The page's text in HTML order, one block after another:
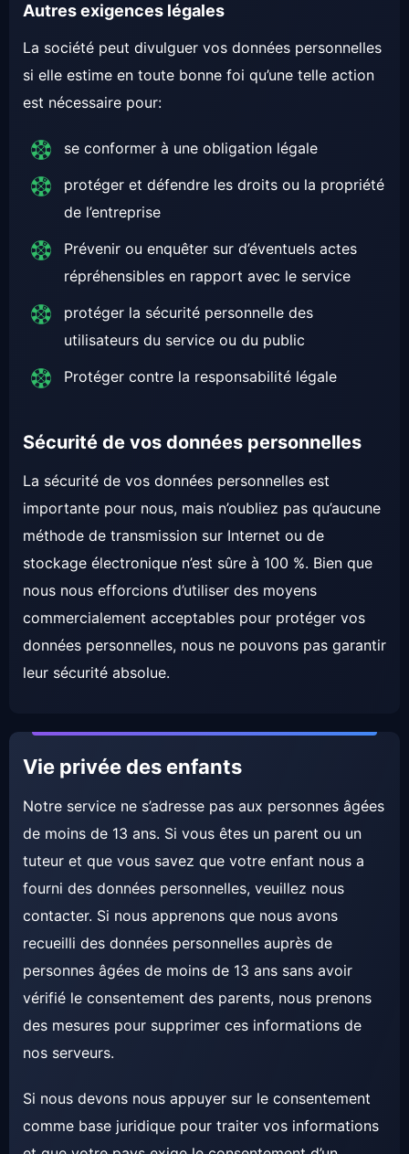
Autres exigences légales
La société peut divulguer vos données personnelles
si elle estime en toute bonne foi qu’une telle action
est nécessaire pour:
se conformer à une obligation légale
protéger et défendre les droits ou la propriété
de l’entreprise
Prévenir ou enquêter sur d’éventuels actes
répréhensibles en rapport avec le service
protéger la sécurité personnelle des
utilisateurs du service ou du public
Protéger contre la responsabilité légale
Sécurité de vos données personnelles
La sécurité de vos données personnelles est
importante pour nous, mais n’oubliez pas qu’aucune
méthode de transmission sur Internet ou de
stockage électronique n’est sûre à 100 %. Bien que
nous nous efforcions d’utiliser des moyens
commercialement acceptables pour protéger vos
données personnelles, nous ne pouvons pas garantir
leur sécurité absolue.
Vie privée des enfants
Notre service ne s’adresse pas aux personnes âgées
de moins de 13 ans. Si vous êtes un parent ou un
tuteur et que vous savez que votre enfant nous a
fourni des données personnelles, veuillez nous
contacter. Si nous apprenons que nous avons
recueilli des données personnelles auprès de
personnes âgées de moins de 13 ans sans avoir
vérifié le consentement des parents, nous prenons
des mesures pour supprimer ces informations de
nos serveurs.
Si nous devons nous appuyer sur le consentement
comme base juridique pour traiter vos informations